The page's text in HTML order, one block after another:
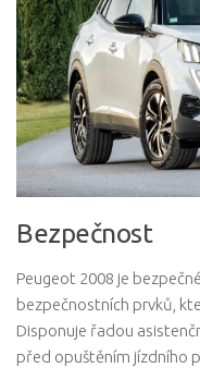
Bezpečnost
Peugeot 2008 je
bezpečnostních prvků,
Disponuje řadou
před opuštěním jízdního